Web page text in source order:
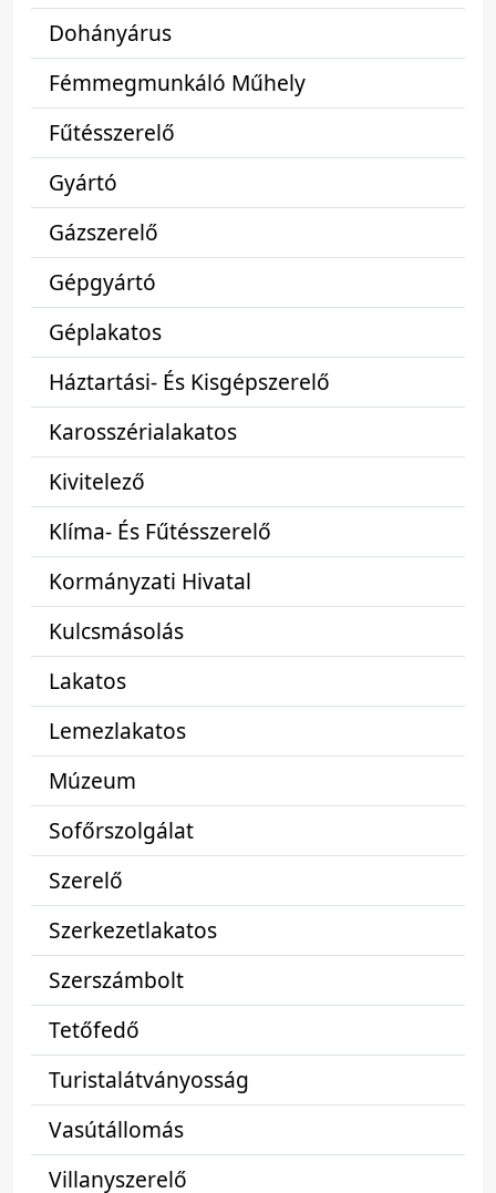
Dohányárus
Fémmegmunkáló Műhely
Fűtésszerelő
Gyártó
Gázszerelő
Gépgyártó
Géplakatos
Háztartási- És Kisgépszerelő
Karosszérialakatos
Kivitelező
Klíma- És Fűtésszerelő
Kormányzati Hivatal
Kulcsmásolás
Lakatos
Lemezlakatos
Múzeum
Sofőrszolgálat
Szerelő
Szerkezetlakatos
Szerszámbolt
Tetőfedő
Turistalátványosság
Vasútállomás
Villanyszerelő